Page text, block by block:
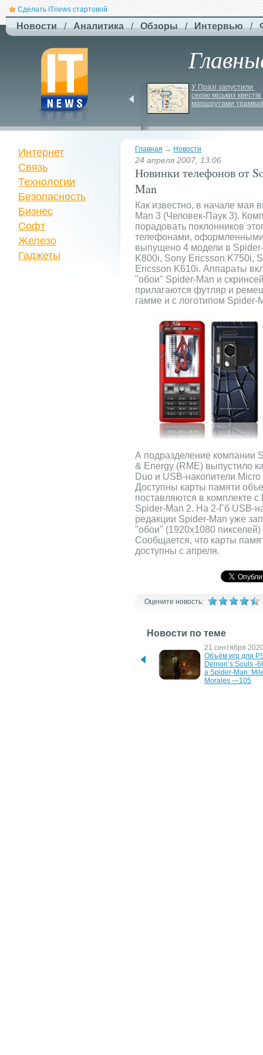
Сделать ITnews стартовой
Новости / Аналитика / Обзоры / Интервью /
виробництво ракет для
Patriot
У Празі запустили
серію міських квестів
маршрутами
Главная → Новости
24 апреля 2007, 13:06
Новинки телефонов от
Man
Как известно, в начале мая
Man 3 (Человек-Паук 3).
порадовать поклонников
телефонами,
выпущено 4 модели в
K800i, Sony Ericsson K750i,
Ericsson K610i. Аппараты
"обои" Spider-Man и
прилагаются футляр и
гамме и с логотипом Spider-
А подразделение компании
& Energy (RME) выпустило
Duo и USB-накопители
Доступны карты памяти
поставляются в комплекте
Spider-Man 2. На 2-Гб USB-
редакции Spider-Man уже
"обои" (1920х1080
Сообщается, что карты
доступны с апреля.
Оцените новость:
Новости по теме
Marvel’s Spider-Man: Miles
Morales отправилась на
21 сентября
Объём игр для
Demon’s Souls -
а Spider-Man:
Morales —105
Интернет
Связь
Технологии
Безопасность
Бизнес
Софт
Железо
Гаджеты